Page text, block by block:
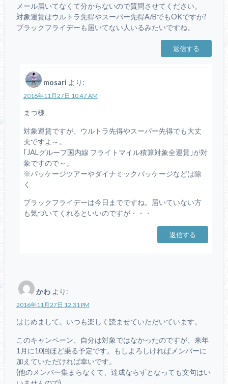
メール届いてなくて分からないので質問させてください。
対象運賃はウルトラ先得やスーパー先得A/BでもOKですか?
ブラックフライデーも届いてない人いるみたいですね。
返信する
mosari より:
2016年11月27日 10:47 AM
まつ様
対象運賃ですが、ウルトラ先得やスーパー先得でも大丈
夫ですよ～。
｢JALグループ国内線 フライトマイル積算対象全運賃｣が対
象ですので～。
※パッケージツアーやダイナミックパッケージなどは除
く
ブラックフライデーは今日までですね。届いていない方
も気づいてくれるといいのですが・・・
返信する
かわ より:
2016年11月27日 12:31 PM
はじめまして。いつも楽しく読ませていただいています。
このキャンペーン、自分は対象ではなかったのですが、来年
1月に10回ほど乗る予定です。もしよろしければメンバーに
加えていただければ幸いです。
(他のメンバー集まらなくて、達成ならずとなっても文句はい